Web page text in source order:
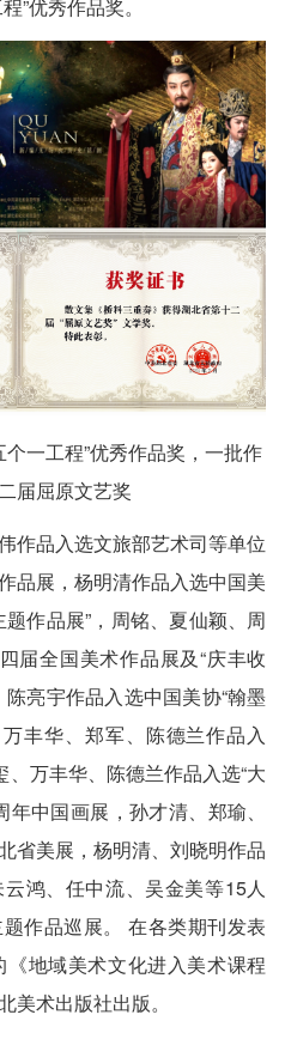
”优秀作品奖。
一工程”优秀作品奖，一批作
届屈原文艺奖
作品入选文旅部艺术司等单位
品展，杨明清作品入选中国美
作品展”，周铭、夏仙颖、周
届全国美术作品展及“庆丰收
亮宇作品入选中国美协“翰墨
丰华、郑军、陈德兰作品入
、万丰华、陈德兰作品入选“大
中国画展，孙才清、郑瑜、
省美展，杨明清、刘晓明作品
鸿、任中流、吴金美等15人
作品巡展。 在各类期刊发表
地域美术文化进入美术课程
美术出版社出版。